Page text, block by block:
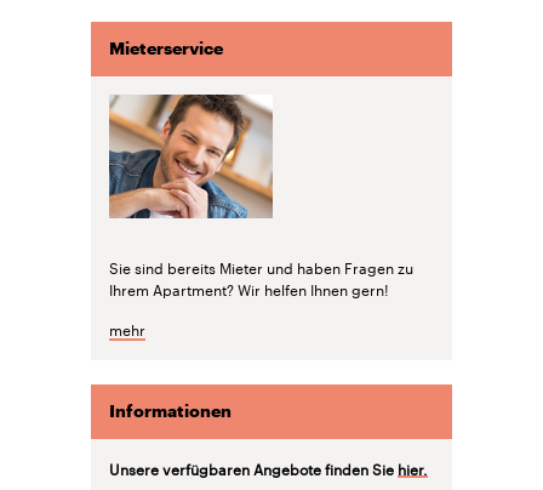
Mieterservice
Sie sind bereits Mieter und haben Fragen zu
Ihrem Apartment? Wir helfen Ihnen gern!
mehr
Informationen
Unsere verfügbaren Angebote finden Sie hier.